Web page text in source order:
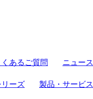
くあるご質問 ニュース
ーズ 製品・サービス